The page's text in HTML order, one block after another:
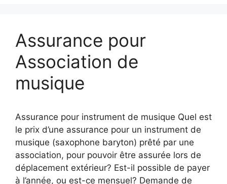
Assurance pour
Association de
musique
Assurance pour instrument de musique Quel est
le prix d’une assurance pour un instrument de
musique (saxophone baryton) prêté par une
association, pour pouvoir être assurée lors de
déplacement extérieur? Est-il possible de payer
à l’année, ou est-ce mensuel? Demande de